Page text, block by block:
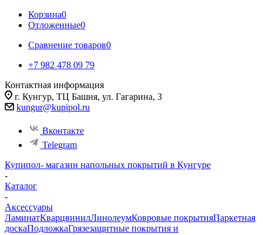
Корзина0
Отложенные0
Сравнение товаров0
+7 982 478 09 79
Контактная информация
г. Кунгур, ТЦ Башня, ул. Гагарина, 3
kungur@kupipol.ru
Вконтакте
Telegram
Купипол- магазин напольных покрытий в Кунгуре
-
Каталог
-
Аксессуары
ЛаминатКварцвинилЛинолеумКовровые покрытияПаркетная
доскаПодложкаГрязезащитные покрытия и